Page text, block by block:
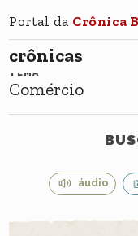
Portal da Crônica
crônicas
TEMA
Comércio
áudio